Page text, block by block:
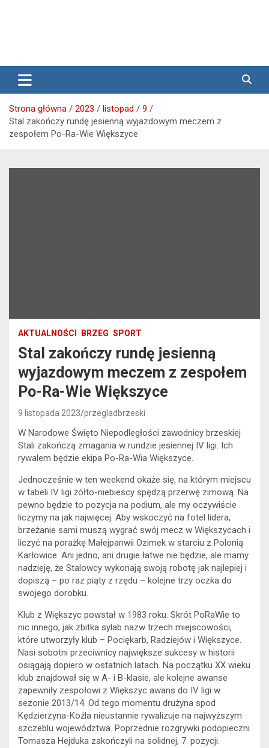
Przegląd Brzeski – wiadomości
Brzeg
Brzeg24
Strona główna 2023 listopad
9
Stal zakończy rundę jesienną wyjazdowym meczem z
zespołem Po-Ra-Wie Większyce
AKTUALNOŚCI BRZEG SPORT
Stal zakończy rundę jesienną
wyjazdowym meczem z zespołem
Po-Ra-Wie Większyce
9 listopada 2023 przegladbrzeski
W Narodowe Święto Niepodległości zawodnicy brzeskiej
Stali zakończą zmagania w rundzie jesiennej IV ligi. Ich
rywalem będzie ekipa Po-Ra-Wia Większyce.
Jednocześnie w ten weekend okaże się, na którym miejscu
w tabeli IV ligi żółto-niebiescy spędzą przerwę zimową. Na
pewno będzie to pozycja na podium, ale my oczywiście
liczymy na jak najwięcej. Aby wskoczyć na fotel lidera,
brzeżanie sami muszą wygrać swój mecz w Większycach i
liczyć na porażkę Małejpanwii Ozimek w starciu z Polonią
Karłowice. Ani jedno, ani drugie łatwe nie będzie, ale mamy
nadzieję, że Stalowcy wykonają swoją robotę jak najlepiej i
dopiszą – po raz piąty z rzędu – kolejne trzy oczka do
swojego dorobku.
Klub z Większyc powstał w 1983 roku. Skrót PoRaWie to
nic innego, jak zbitka sylab nazw trzech miejscowości,
które utworzyły klub – Pociękarb, Radziejów i Większyce.
Nasi sobotni przeciwnicy największe sukcesy w historii
osiągają dopiero w ostatnich latach. Na początku XX wieku
klub znajdował się w A- i B-klasie, ale kolejne awanse
zapewniły zespołowi z Większyc awans do IV ligi w
sezonie 2013/14. Od tego momentu drużyna spod
Kędzierzyna-Koźla nieustannie rywalizuje na najwyższym
szczeblu województwa. Poprzednie rozgrywki podopieczni
Tomasza Hejduka zakończyli na solidnej, 7. pozycji.